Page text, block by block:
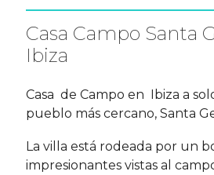
Casa Campo Santa
Ibiza
Casa de Campo en Ibiza a
pueblo más cercano, Santa
La villa está rodeada por un
impresionantes vistas al